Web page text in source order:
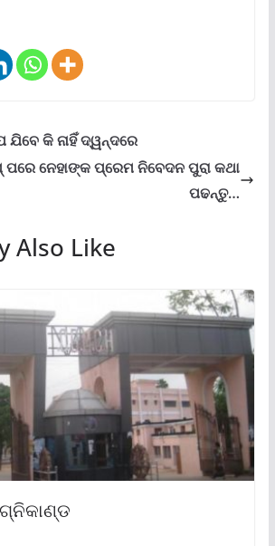
କି ନାହିଁ ଦ୍ୱନ୍ଦରେ
ନେହାଙ୍କ ପ୍ରେମ ନିବେଦନ ପୁରା କଥା
ପଢନ୍ତୁ…
Also Like